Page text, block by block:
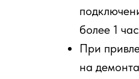
более 1
При
на